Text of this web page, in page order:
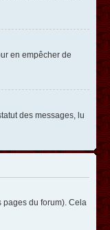
en empêcher de
des messages, lu
du forum). Cela